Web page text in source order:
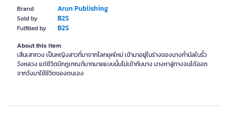
Brand Arun Publishing
Sold by B2S
Fulfilled by B2S
About this item
เสิ่นเสากวง เป็นหญิงสาวที่มาจากโลกยุคใหม่ เข้ามาอยู่ในร่างของนางกำนัลในรั้ว
วังหลวง แต่ชีวิตมีกฎเกณฑ์มากมายแบบนั้นไม่เข้ากับนาง นางหาลู่ทางจนได้ออก
จากวังมาใช้ชีวิตของตนเอง